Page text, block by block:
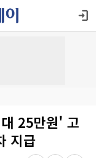
25만원' 고
지급